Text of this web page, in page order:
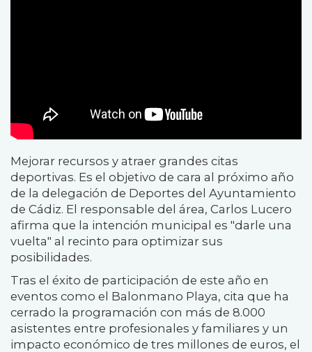
Mejorar recursos y atraer grandes citas
deportivas. Es el objetivo de cara al próximo año
de la delegación de Deportes del Ayuntamiento
de Cádiz. El responsable del área, Carlos Lucero
afirma que la intención municipal es "darle una
vuelta" al recinto para optimizar sus
posibilidades.
Tras el éxito de participación de este año en
eventos como el Balonmano Playa, cita que ha
cerrado la programación con más de 8.000
asistentes entre profesionales y familiares y un
impacto económico de tres millones de euros, el